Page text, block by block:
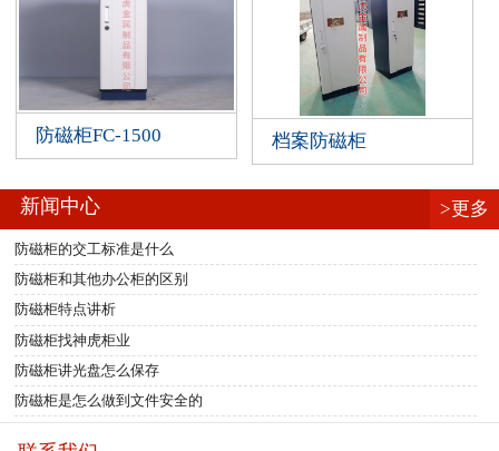
防磁柜FC-1500 档案防磁柜
新闻中心 >更多
防磁柜的交工标准是什么
防磁柜和其他办公柜的区别
防磁柜特点讲析
防磁柜找神虎柜业
防磁柜讲光盘怎么保存
防磁柜是怎么做到文件安全的